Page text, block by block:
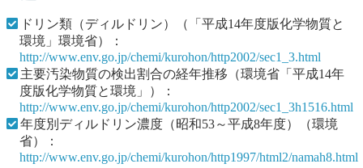
ドリン類（ディルドリン）（「平成14年度版化学物質と
環境」環境省）：
http://www.env.go.jp/chemi/kurohon/http2002/sec1_3.html
主要汚染物質の検出割合の経年推移（環境省「平成14年
度版化学物質と環境」）：
http://www.env.go.jp/chemi/kurohon/http2002/sec1_3h1516.html
年度別ディルドリン濃度（昭和53～平成8年度）（環境
省）：
http://www.env.go.jp/chemi/kurohon/http1997/html2/namah8.html